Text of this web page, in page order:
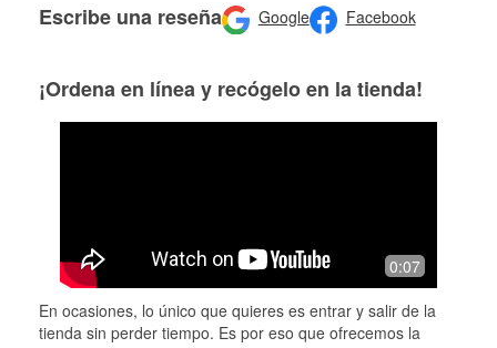
Escribe una reseña Google Facebook
¡Ordena en línea y recógelo en la tienda!
0:07
En ocasiones, lo único que quieres es entrar y salir de la
tienda sin perder tiempo. Es por eso que ofrecemos la